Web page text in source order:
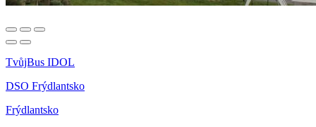
TvůjBus IDOL
DSO Frýdlantsko
Frýdlantsko